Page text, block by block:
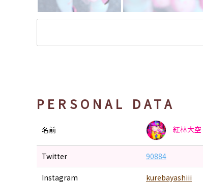
PERSONAL DATA
名前 紅林大空
Twitter 90884
Instagram kurebayashiii